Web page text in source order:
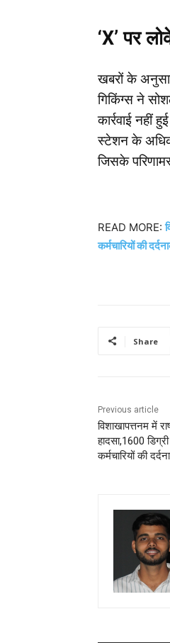
‘X’ पर
खबरों के
गिकिंग्स ने
कार्रवाई
स्टेशन के
जिसके
READ MORE:
कर्मचारियों की
Share
Previous article
विशाखापत्तनम में
हादसा,1600
कर्मचारियों की